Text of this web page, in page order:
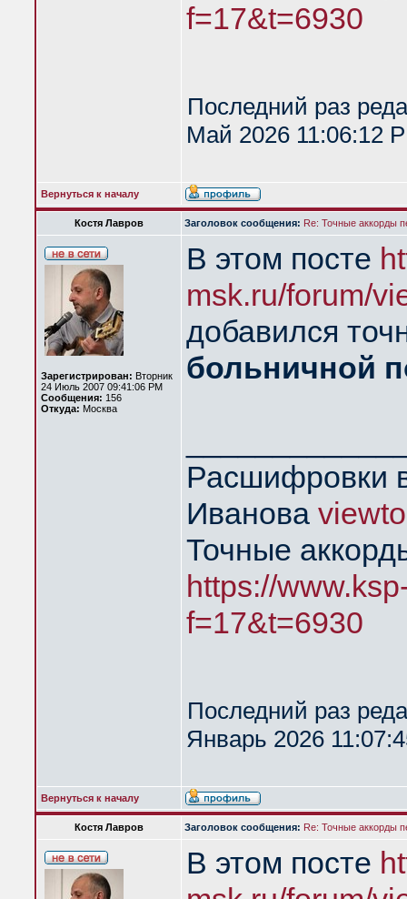
f=17&t=6930
Последний раз
Май 2026 11:06:12
Вернуться к началу
Костя Лавров Заголовок сообщения: Re: Точные аккорды
Зарегистрирован: Вторник
24 Июль 2007 09:41:06 PM
Сообщения: 156
Откуда: Москва
В этом посте
msk.ru/forum/
добавился
больничной
Расшифровки
Иванова
Точные
https://
f=17&t=6930
Последний раз
Январь 2026
Вернуться к началу
Костя Лавров Заголовок сообщения: Re: Точные аккорды
В этом посте